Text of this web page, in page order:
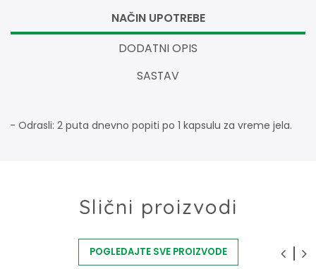
NAČIN UPOTREBE
DODATNI OPIS
SASTAV
- Odrasli: 2 puta dnevno popiti po 1 kapsulu za vreme jela.
Slični proizvodi
POGLEDAJTE SVE PROIZVODE